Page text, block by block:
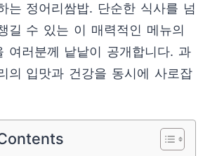
는 정어리쌈밥. 단순한 식사를 넘
길 수 있는 이 매력적인 메뉴의
여러분께 낱낱이 공개합니다. 과
의 입맛과 건강을 동시에 사로잡